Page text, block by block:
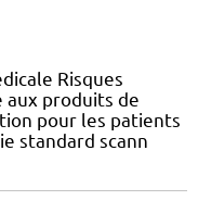
Risques
produits de
pour les patients
standard scann